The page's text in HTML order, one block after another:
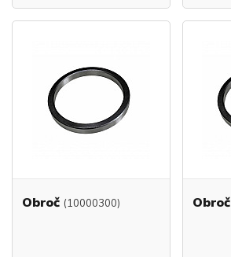
Obroč (10000300) Obroč